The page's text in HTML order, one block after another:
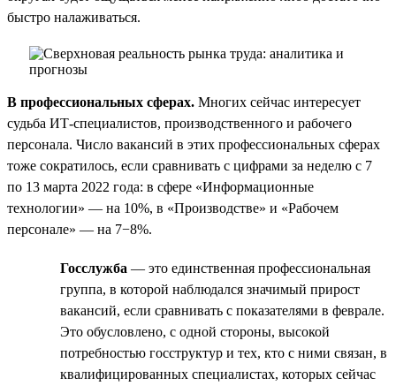
быстро налаживаться.
В профессиональных сферах. Многих сейчас интересует
судьба ИТ-специалистов, производственного и рабочего
персонала. Число вакансий в этих профессиональных сферах
тоже сократилось, если сравнивать с цифрами за неделю с 7
по 13 марта 2022 года: в сфере «Информационные
технологии» — на 10%, в «Производстве» и «Рабочем
персонале» — на 7−8%.
Госслужба — это единственная профессиональная
группа, в которой наблюдался значимый прирост
вакансий, если сравнивать с показателями в феврале.
Это обусловлено, с одной стороны, высокой
потребностью госструктур и тех, кто с ними связан, в
квалифицированных специалистах, которых сейчас